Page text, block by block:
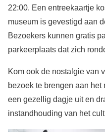
22:00. Een entreekaartje
museum is gevestigd aan
Bezoekers kunnen gratis
parkeerplaats dat zich
Kom ook de nostalgie van
bezoek te brengen aan
een gezellig dagje uit en
instandhouding van het